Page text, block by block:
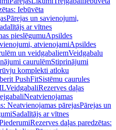
Iebūvēta
Pārejas un savienojumi,
ar vītnes
pieslēgumuApsildes
atvienojamiApsildes
un veidgabaliemVeidgabalu
caurulēmStiprinājumi
komplekti atloku
PushFitSistēmu caurules
VeidgabaliRezerves daļas
Neatvienojamas
Neatvienojamas pārejasPārejas un
Sadalītājs ar vītnes
Rezerves daļas paredzētas: